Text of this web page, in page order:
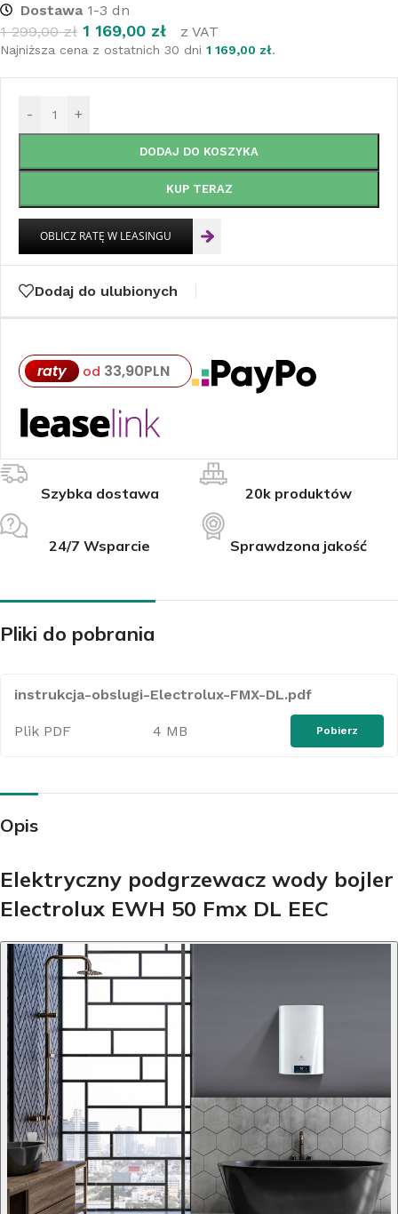
Dostawa1-3 dn
1 299,00zł 1 169,00 zł z VAT
Najniższa cena z ostatnich 30 dni 1 169,00 zł.
- +
DODAJ DO KOSZYKA
KUP TERAZ
Dodaj do ulubionych
raty od 33,90PLN
Szybka dostawa 20k produktów
24/7 Wsparcie Sprawdzona jakość
Pliki do pobrania
instrukcja-obslugi-Electrolux-FMX-DL.pdf
Plik PDF 4 MB Pobierz
Opis
Elektryczny podgrzewacz wody bojler
Electrolux EWH 50 Fmx DL EEC